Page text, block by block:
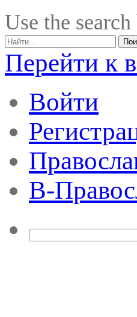
Use the
Перейти к
Войти
В-